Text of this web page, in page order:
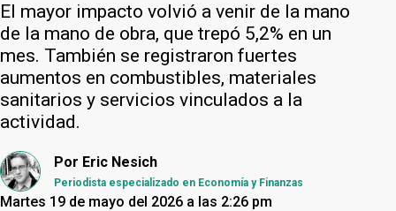
El mayor impacto volvió a venir de la mano
de la mano de obra, que trepó 5,2% en un
mes. También se registraron fuertes
aumentos en combustibles, materiales
sanitarios y servicios vinculados a la
actividad.
Por Eric Nesich
Periodista especializado en Economía y Finanzas
Martes 19 de mayo del 2026 a las 2:26 pm